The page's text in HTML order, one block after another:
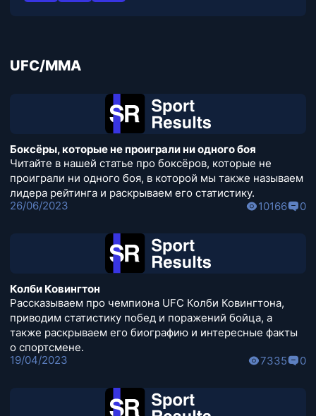
UFC/MMA
Боксёры, которые не проиграли ни одного боя
Читайте в нашей статье про боксёров, которые не
проиграли ни одного боя, в которой мы также называем
лидера рейтинга и раскрываем его статистику.
26/06/2023
10166 0
Колби Ковингтон
Рассказываем про чемпиона UFC Колби Ковингтона,
приводим статистику побед и поражений бойца, а
также раскрываем его биографию и интересные факты
о спортсмене.
19/04/2023
7335 0